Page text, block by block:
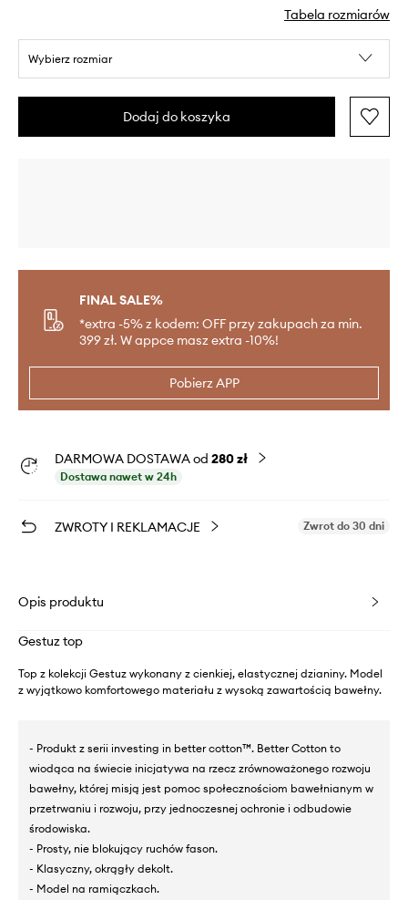
Tabela rozmiarów
Wybierz rozmiar
Dodaj do koszyka
FINAL SALE%
*extra -5% z kodem: OFF przy zakupach za min.
399 zł. W appce masz extra -10%!
Pobierz APP
DARMOWA DOSTAWA od 280 zł
Dostawa nawet w 24h
ZWROTY I REKLAMACJE Zwrot do 30 dni
Opis produktu
Gestuz top
Top z kolekcji Gestuz wykonany z cienkiej, elastycznej dzianiny. Model
z wyjątkowo komfortowego materiału z wysoką zawartością bawełny.
- Produkt z serii investing in better cotton™. Better Cotton to
wiodąca na świecie inicjatywa na rzecz zrównoważonego rozwoju
bawełny, której misją jest pomoc społecznościom bawełnianym w
przetrwaniu i rozwoju, przy jednoczesnej ochronie i odbudowie
środowiska.
- Prosty, nie blokujący ruchów fason.
- Klasyczny, okrągły dekolt.
- Model na ramiączkach.